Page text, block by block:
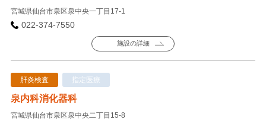
宮城県仙台市泉区泉中央一丁目17-1
022-374-7550
施設の詳細
肝炎検査 指定医療
泉内科消化器科
宮城県仙台市泉区泉中央二丁目15-8